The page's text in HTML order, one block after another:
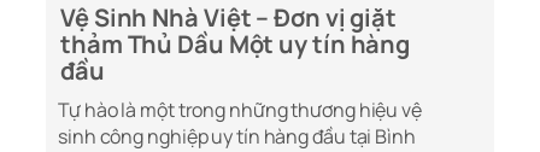
Vệ Sinh Nhà Việt – Đơn vị giặt
thảm Thủ Dầu Một uy tín hàng
đầu
Tự hào là một trong những thương hiệu vệ
sinh công nghiệp uy tín hàng đầu tại Bình